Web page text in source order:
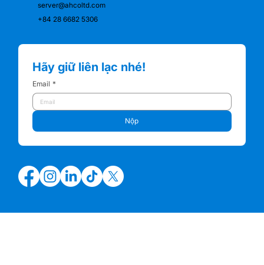
server@ahcoltd.com
+84 28 6682 5306
Hãy giữ liên lạc nhé!
Email *
Nộp